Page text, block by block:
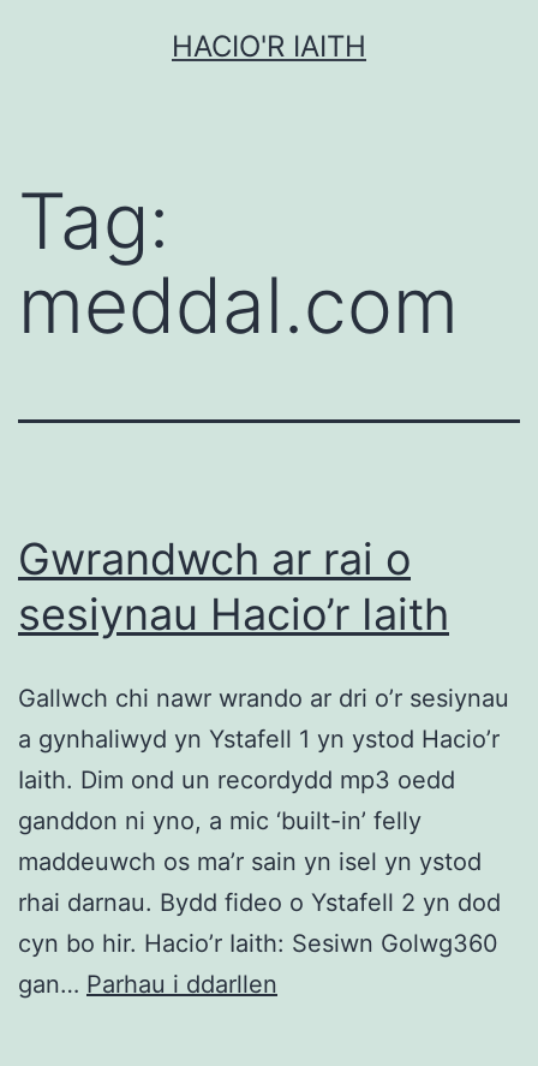
HACIO'R IAITH
Tag:
meddal.com
Gwrandwch ar rai o
sesiynau Hacio’r Iaith
Gallwch chi nawr wrando ar dri o’r sesiynau
a gynhaliwyd yn Ystafell 1 yn ystod Hacio’r
Iaith. Dim ond un recordydd mp3 oedd
ganddon ni yno, a mic ‘built-in’ felly
maddeuwch os ma’r sain yn isel yn ystod
rhai darnau. Bydd fideo o Ystafell 2 yn dod
cyn bo hir. Hacio’r Iaith: Sesiwn Golwg360
gan… Parhau i ddarllen